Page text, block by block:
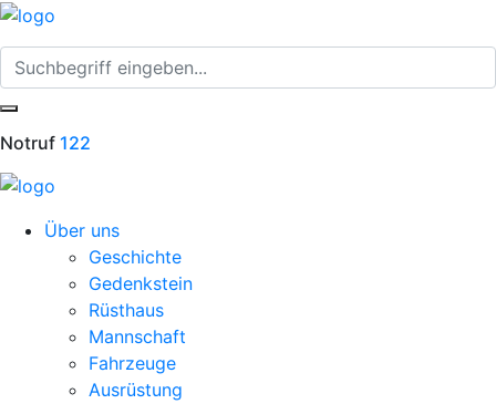
Notruf 122
Über uns
Geschichte
Gedenkstein
Rüsthaus
Mannschaft
Fahrzeuge
Ausrüstung